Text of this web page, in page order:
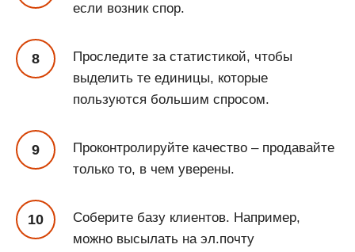
если возник спор.
Проследите за статистикой, чтобы
выделить те единицы, которые
пользуются большим спросом.
Проконтролируйте качество – продавайте
только то, в чем уверены.
Соберите базу клиентов. Например,
можно высылать на эл.почту